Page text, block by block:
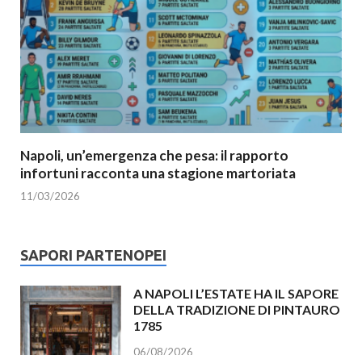
Napoli, un’emergenza che pesa: il rapporto
infortuni racconta una stagione martoriata
11/03/2026
SAPORI PARTENOPEI
A NAPOLI L’ESTATE HA IL SAPORE
DELLA TRADIZIONE DI PINTAURO
1785
06/08/2026